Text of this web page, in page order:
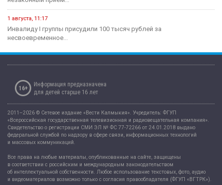
1 августа, 11:17
Инвалиду I группы присудили 100 тысяч рублей за
несвоевременное...
16+
Информация предназначена
для детей старше 16 лет
2011–2026 © Сетевое издание «Вести Калмыкия». Учредитель: ФГУП
«Всероссийская государственная телевизионная и радиовещательная компания».
Свидетельство о регистрации СМИ ЭЛ № ФС 77-72266 от 24.01.2018 выдано
федеральной службой по надзору в сфере связи, информационных технологий
и массовых коммуникаций.
Все права на любые материалы, опубликованные на сайте, защищены
в соответствии с российским и международным законодательством
об интеллектуальной собственности. Любое использование текстовых, фото, аудио
и видеоматериалов возможно только с согласия правообладателя (ФГУП «ВГТРК»).